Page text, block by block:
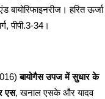
बायोरिफाइनरीज। हरित ऊर्जा
पीपी.3-34।
बायोगैस उपज में सुधार के
एस, खनाल एसके और यादव